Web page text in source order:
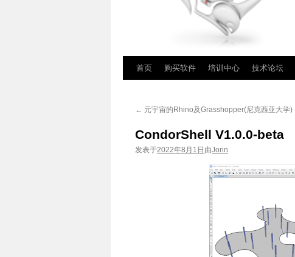
文
首页 购买软件 培训中心 技术论坛
← 元宇宙的Rhino及Grasshopper(尼克西亚大学)
CondorShell V1.0.0-beta
发表于2022年8月1日 由Jorin